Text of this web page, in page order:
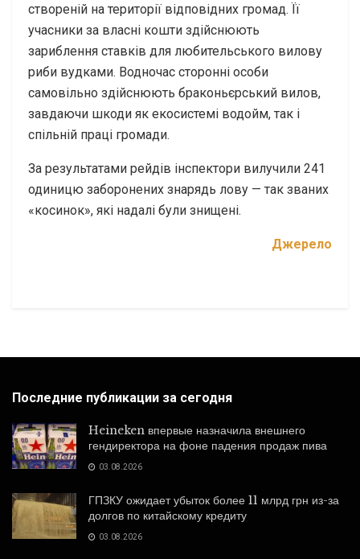
створеній на території відповідних громад. Її
учасники за власні кошти здійснюють
зариблення ставків для любительського вилову
риби вудками. Водночас сторонні особи
самовільно здійснюють браконьєрський вилов,
завдаючи шкоди як екосистемі водойм, так і
спільній праці громади.
За результатами рейдів інспектори вилучили 241
одиницю заборонених знарядь лову — так званих
«косинок», які надалі були знищені.
Джерело
Последние публикации за сегодня
Heineken впервые назначила внешнего
гендиректора на фоне падения продаж пива
03.08.2026
ГПЗКУ ожидает убыток более 11 млрд грн из-за
долгов по китайскому кредиту
03.08.2026